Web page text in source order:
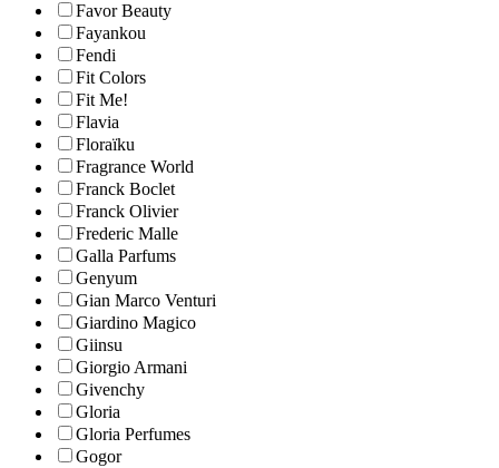
Favor Beauty
Fayankou
Fendi
Fit Colors
Fit Me!
Flavia
Floraïku
Fragrance World
Franck Boclet
Franck Olivier
Frederic Malle
Galla Parfums
Genyum
Gian Marco Venturi
Giardino Magico
Giinsu
Giorgio Armani
Givenchy
Gloria
Gloria Perfumes
Gogor